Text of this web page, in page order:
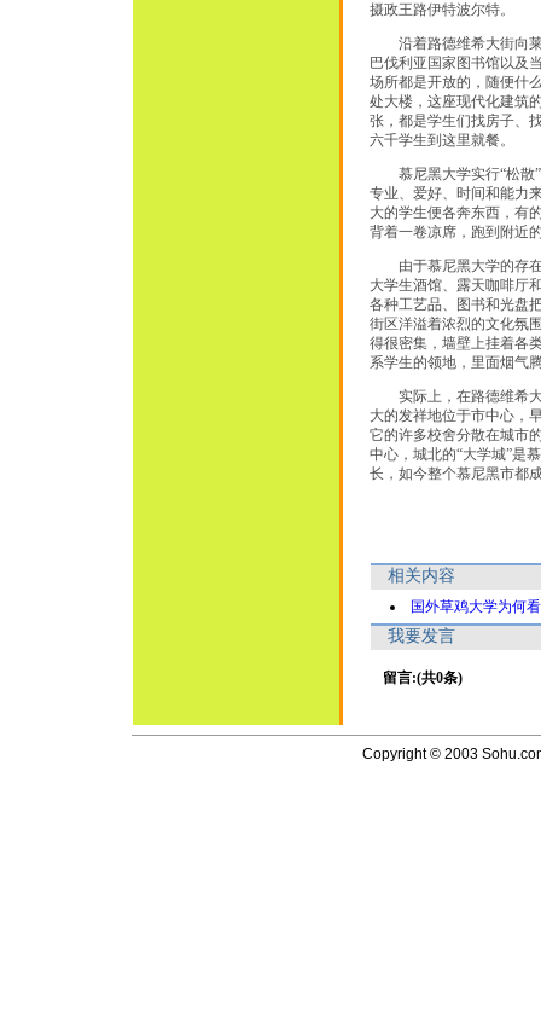
摄政王路伊特波尔特。
沿着路德维希大街向莱
巴伐利亚国家图书馆以及
场所都是开放的，随便什
处大楼，这座现代化建筑
张，都是学生们找房子、
六千学生到这里就餐。
慕尼黑大学实行“松散”
专业、爱好、时间和能力
大的学生便各奔东西，有
背着一卷凉席，跑到附近
由于慕尼黑大学的存在
大学生酒馆、露天咖啡厅
各种工艺品、图书和光盘
街区洋溢着浓烈的文化氛
得很密集，墙壁上挂着各
系学生的领地，里面烟气
实际上，在路德维希大
大的发祥地位于市中心，
它的许多校舍分散在城市
中心，城北的“大学城”是
长，如今整个慕尼黑市都
相关内容
国外草鸡大学为何
我要发言
留言:(共0条)
Copyright © 2003